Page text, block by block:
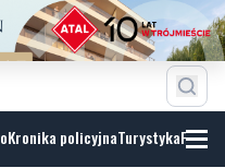
Kronika policyjnaTurystyka